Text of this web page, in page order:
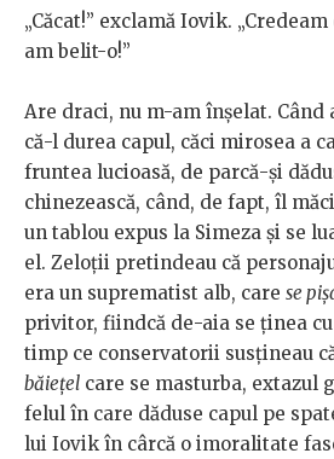
„Căcat!” exclamă Iovik.
am belit-o!”
Are draci, nu m-am înșelat.
că-l durea capul, căci mirosea a
fruntea lucioasă, de parcă-și
chinezească, când, de fapt, îl
un tablou expus la Simeza și se
el. Zeloții pretindeau că
era un suprematist alb, care se
privitor, fiindcă de-aia se ținea
timp ce conservatorii susțineau
băiețel care se masturba, extazul
felul în care dăduse capul pe
lui Iovik în cârcă o imoralitate